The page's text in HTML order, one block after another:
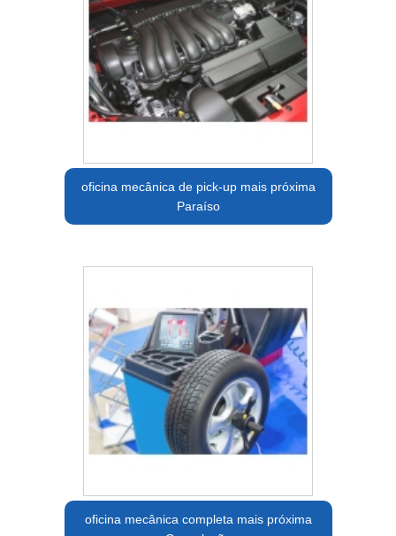
oficina mecânica de pick-up mais próxima
Paraíso
oficina mecânica completa mais próxima